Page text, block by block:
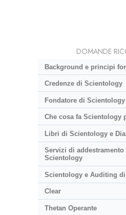
DOMANDE
Background e principi
Credenze di Scientology
Fondatore di Scientology
Che cosa fa Scientology
Libri di Scientology e
Servizi di addestramento
Scientology
Scientology e Auditing
Clear
Thetan Operante